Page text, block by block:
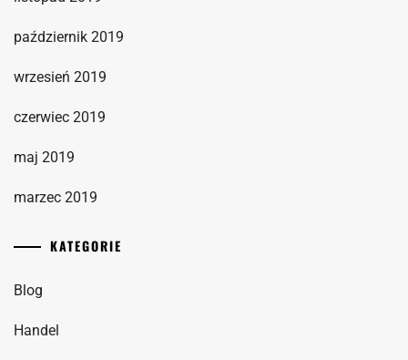
październik 2019
wrzesień 2019
czerwiec 2019
maj 2019
marzec 2019
KATEGORIE
Blog
Handel